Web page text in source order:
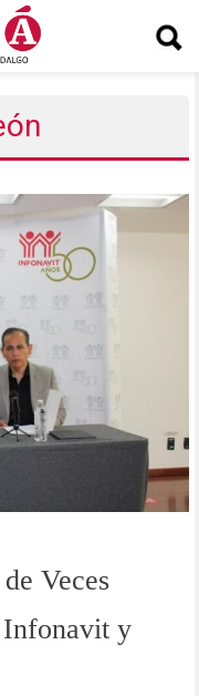
Veces
Infonavit y